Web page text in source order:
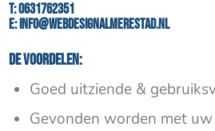
T:0631762351
E: info@webdesignalmerestad.nl
De voordelen:
Goed uitziende &
Gevonden worden met